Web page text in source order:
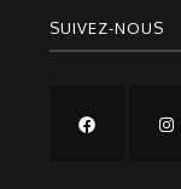
SUIVEZ-NOUS